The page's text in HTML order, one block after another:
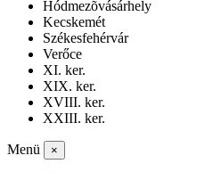
Hódmezõvásárhely
Kecskemét
Székesfehérvár
Verőce
XI. ker.
XIX. ker.
XVIII. ker.
XXIII. ker.
Menü ×